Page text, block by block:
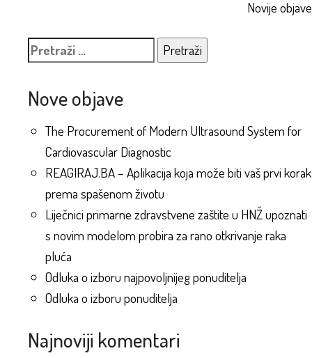
objava
Novije objave
Pretraži:
Nove objave
The Procurement of Modern Ultrasound System for
Cardiovascular Diagnostic
REAGIRAJ.BA – Aplikacija koja može biti vaš prvi korak
prema spašenom životu
Liječnici primarne zdravstvene zaštite u HNŽ upoznati
s novim modelom probira za rano otkrivanje raka
pluća
Odluka o izboru najpovoljnijeg ponuditelja
Odluka o izboru ponuditelja
Najnoviji komentari